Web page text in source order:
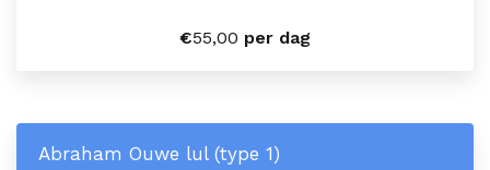
€55,00 per dag
Abraham Ouwe lul (type 1)